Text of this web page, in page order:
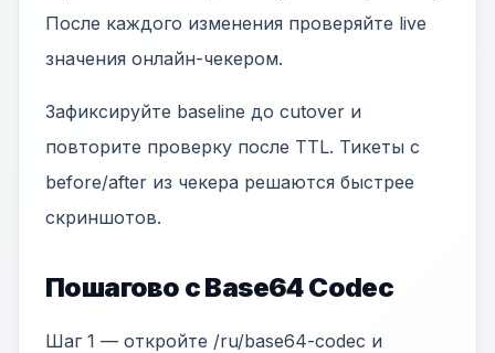
После каждого изменения проверяйте live
значения онлайн-чекером.
Зафиксируйте baseline до cutover и
повторите проверку после TTL. Тикеты с
before/after из чекера решаются быстрее
скриншотов.
Пошагово с Base64 Codec
Шаг 1 — откройте /ru/base64-codec и